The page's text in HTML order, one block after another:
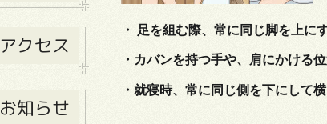
アクセス
お知らせ
・ 足を組む際、常に同じ脚を上に
・カバンを持つ手や、肩にかける
・就寝時、常に同じ側を下にして